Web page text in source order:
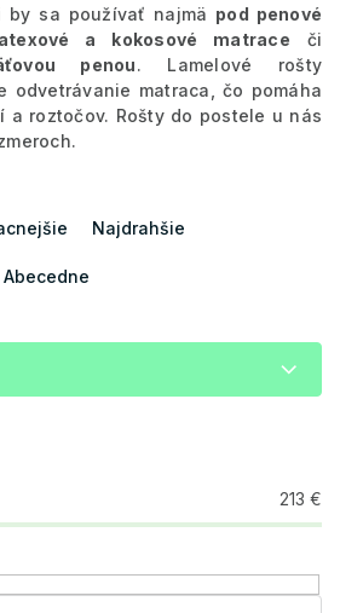
by sa používať najmä pod penové
a kokosové matrace či
penou. Lamelové rošty
odvetrávanie matraca, čo pomáha
a roztočov. Rošty do postele u nás
Najdrahšie
Abecedne
213 €